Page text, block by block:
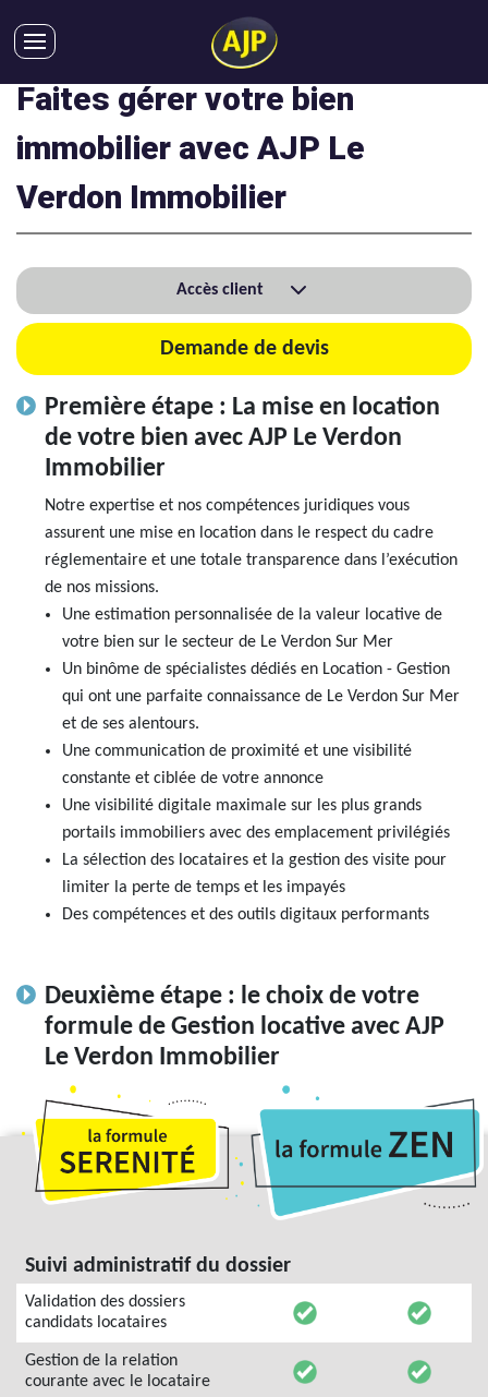
ACHATS
VENTES
GESTION LOCATIVE
SYNDIC
LMNP
IMMOBILIER NEUF
LOCATIONS DE VACANCES
ENTREPRISES
DEVENIR FRANCHISÉ
AJP Actualités
Service Qualité Clients
Faites gérer votre bien
immobilier avec AJP Le
Verdon Immobilier
Accès client
Demande de devis
Première étape : La mise en location
de votre bien avec AJP Le Verdon
Immobilier
Notre expertise et nos compétences juridiques vous
assurent une mise en location dans le respect du cadre
réglementaire et une totale transparence dans l’exécution
de nos missions.
Une estimation personnalisée de la valeur locative de
votre bien sur le secteur de Le Verdon Sur Mer
Un binôme de spécialistes dédiés en Location - Gestion
qui ont une parfaite connaissance de Le Verdon Sur Mer
et de ses alentours.
Une communication de proximité et une visibilité
constante et ciblée de votre annonce
Une visibilité digitale maximale sur les plus grands
portails immobiliers avec des emplacement privilégiés
La sélection des locataires et la gestion des visite pour
limiter la perte de temps et les impayés
Des compétences et des outils digitaux performants
Deuxième étape : le choix de votre
formule de Gestion locative avec AJP
Le Verdon Immobilier
Suivi administratif du dossier
Validation des dossiers
candidats locataires
Gestion de la relation
courante avec le locataire